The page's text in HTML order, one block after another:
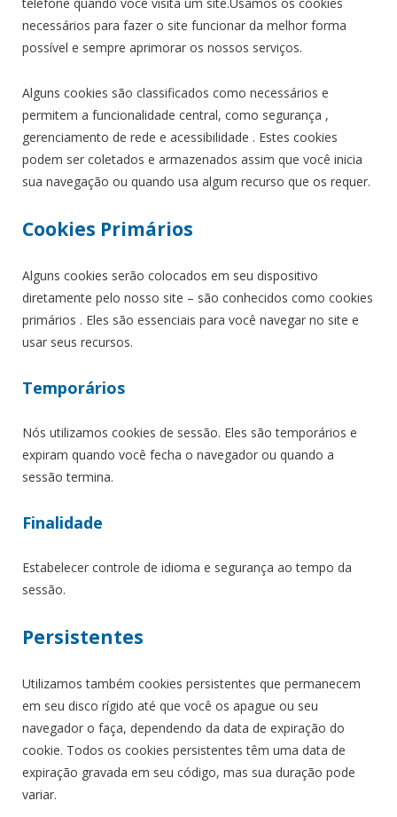
necessários para fazer o site funcionar da melhor forma
possível e sempre aprimorar os nossos serviços.
Alguns cookies são classificados como necessários e
permitem a funcionalidade central, como segurança ,
gerenciamento de rede e acessibilidade . Estes cookies
podem ser coletados e armazenados assim que você inicia
sua navegação ou quando usa algum recurso que os requer.
Cookies Primários
Alguns cookies serão colocados em seu dispositivo
diretamente pelo nosso site – são conhecidos como cookies
primários . Eles são essenciais para você navegar no site e
usar seus recursos.
Temporários
Nós utilizamos cookies de sessão. Eles são temporários e
expiram quando você fecha o navegador ou quando a
sessão termina.
Finalidade
Estabelecer controle de idioma e segurança ao tempo da
sessão.
Persistentes
Utilizamos também cookies persistentes que permanecem
em seu disco rígido até que você os apague ou seu
navegador o faça, dependendo da data de expiração do
cookie. Todos os cookies persistentes têm uma data de
expiração gravada em seu código, mas sua duração pode
variar.